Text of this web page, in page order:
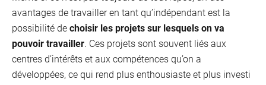
avantages de travailler en tant qu’indépendant est la
possibilité dechoisir les projets sur lesquels on va
pouvoir travailler. Ces projets sont souvent liés aux
centres d’intérêts et aux compétences qu’on a
développées, ce qui rend plus enthousiaste et plus investi